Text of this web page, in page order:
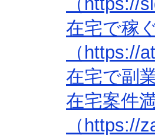
在宅で稼
（https://
在宅で副
在宅案件
（https://